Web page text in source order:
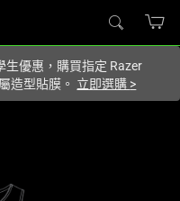
生優惠，購買指定 Razer
造型貼膜。 立即選購 >